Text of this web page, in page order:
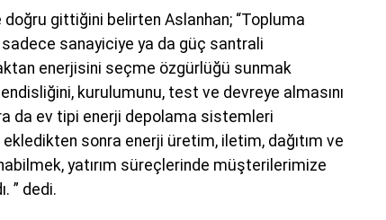
gittiğini belirten Aslanhan; “Topluma
sanayiciye ya da güç santrali
enerjisini seçme özgürlüğü sunmak
kurulumunu, test ve devreye almasını
da ev tipi enerji depolama sistemleri
sonra enerji üretim, iletim, dağıtım ve
yatırım süreçlerinde müşterilerimize
” dedi.